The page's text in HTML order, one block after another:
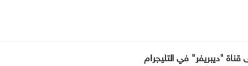
قناة "ديبريفر" في التليجرام